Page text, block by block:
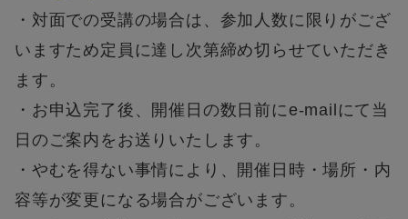
・対面での受講の場合は、参加人数に限りがござ
いますため定員に達し次第締め切らせていただき
ます。
・お申込完了後、開催日の数日前にe-mailにて当
日のご案内をお送りいたします。
・やむを得ない事情により、開催日時・場所・内
容等が変更になる場合がございます。